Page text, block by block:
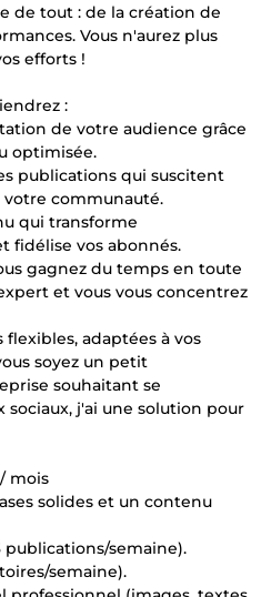
de tout : de la création de
Vous n'aurez plus
efforts !
:
de votre audience grâce
optimisée.
publications qui suscitent
communauté.
qui transforme
fidélise vos abonnés.
gagnez du temps en toute
et vous vous concentrez
adaptées à vos
soyez un petit
souhaitant se
sociaux, j'ai une solution pour
/ mois
solides et un contenu
publications/semaine).
semaine).